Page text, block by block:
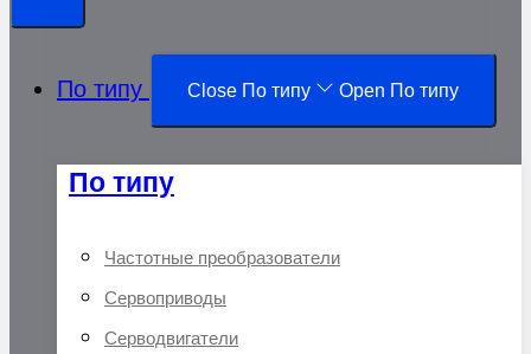
По типу Close По типу Open По типу
По типу
Частотные преобразователи
Сервоприводы
Серводвигатели